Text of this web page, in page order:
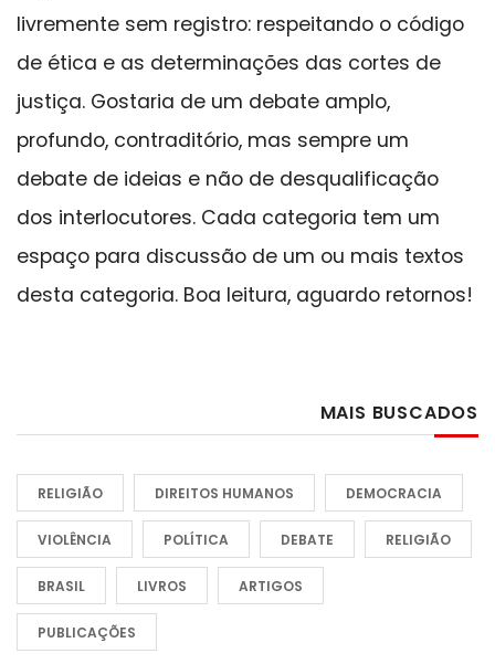
livremente sem registro: respeitando o código
de ética e as determinações das cortes de
justiça. Gostaria de um debate amplo,
profundo, contraditório, mas sempre um
debate de ideias e não de desqualificação
dos interlocutores. Cada categoria tem um
espaço para discussão de um ou mais textos
desta categoria. Boa leitura, aguardo retornos!
MAIS BUSCADOS
RELIGIÃO DIREITOS HUMANOS DEMOCRACIA
VIOLÊNCIA POLÍTICA DEBATE RELIGIÃO
BRASIL LIVROS ARTIGOS
PUBLICAÇÕES